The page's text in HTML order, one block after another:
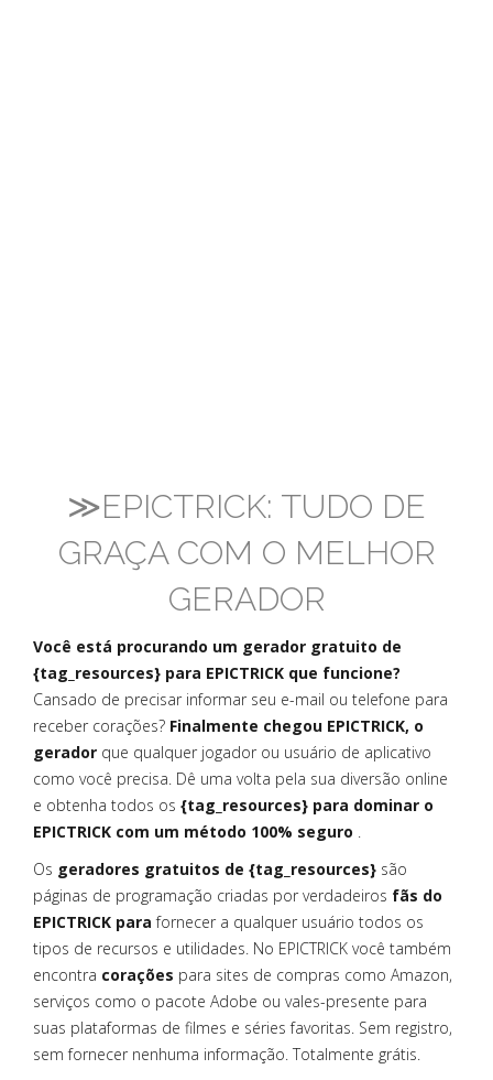
≫EPICTRICK: TUDO DE
GRAÇA COM O MELHOR
GERADOR
Você está procurando um gerador gratuito de
{tag_resources} para EPICTRICK que funcione?
Cansado de precisar informar seu e-mail ou telefone para
receber corações? Finalmente chegou EPICTRICK, o
gerador que qualquer jogador ou usuário de aplicativo
como você precisa. Dê uma volta pela sua diversão online
e obtenha todos os {tag_resources} para dominar o
EPICTRICK com um método 100% seguro .
Os geradores gratuitos de {tag_resources} são
páginas de programação criadas por verdadeiros fãs do
EPICTRICK para fornecer a qualquer usuário todos os
tipos de recursos e utilidades. No EPICTRICK você também
encontra corações para sites de compras como Amazon,
serviços como o pacote Adobe ou vales-presente para
suas plataformas de filmes e séries favoritas. Sem registro,
sem fornecer nenhuma informação. Totalmente grátis.